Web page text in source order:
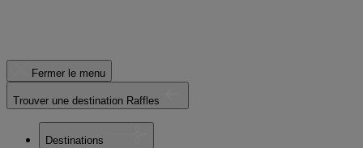
Fermer le menu
Trouver une destination Raffles
Destinations